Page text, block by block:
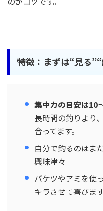
特徴：まずは“見る
集中力の目安は10
長時間の釣りより
合ってます。
自分で釣るのはま
興味津々
バケツやアミを使
キラさせて喜びま